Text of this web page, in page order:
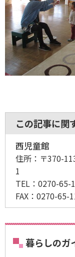
この記事に関
西児童館
住所： 〒370-
1
TEL： 0270-65-
FAX： 0270-65-
暮らしのガ